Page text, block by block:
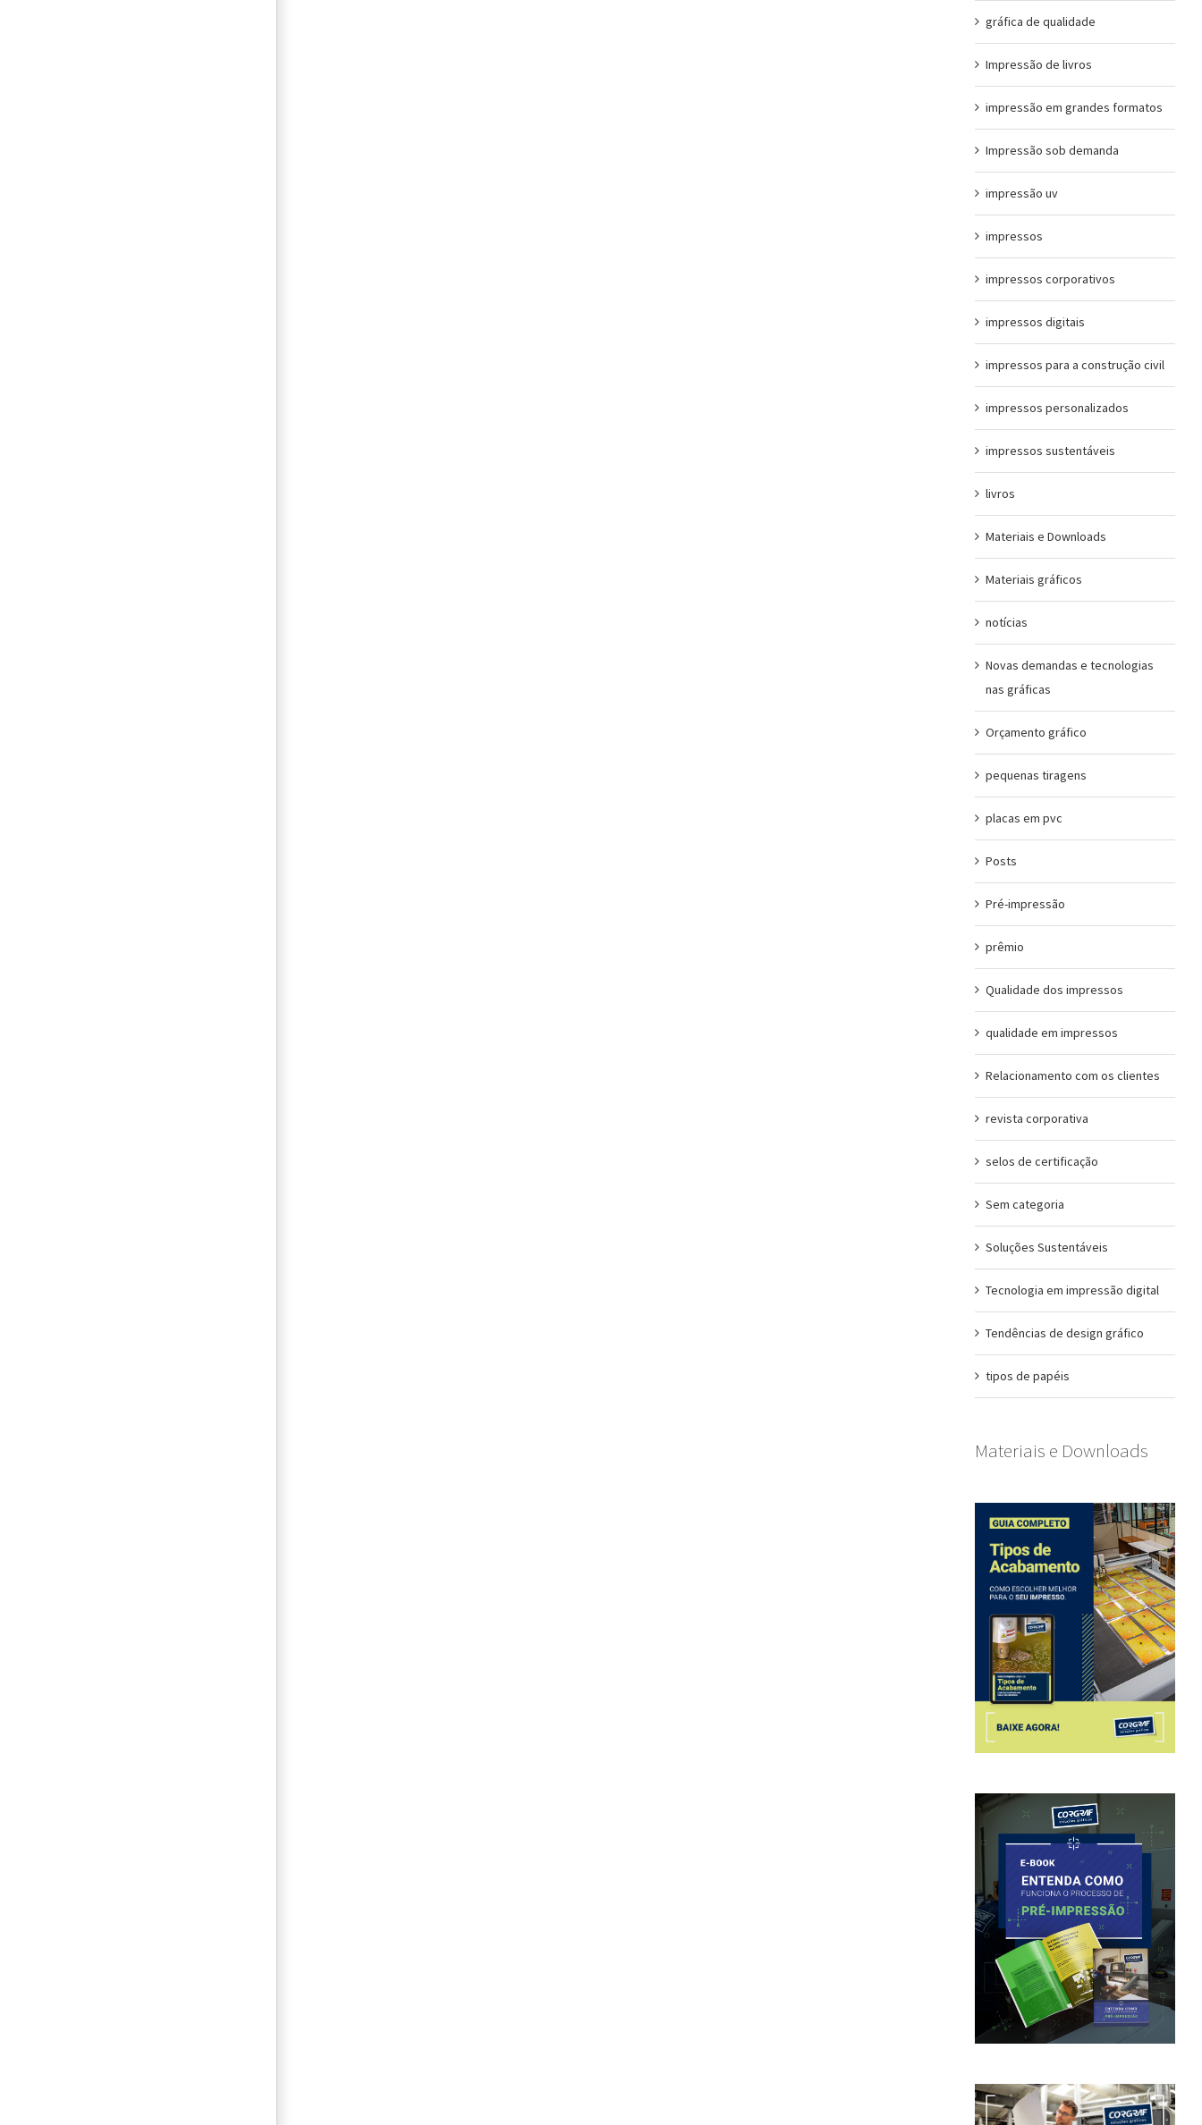
gráfica de qualidade
Impressão de livros
impressão em grandes formatos
Impressão sob demanda
impressão uv
impressos
impressos corporativos
impressos digitais
impressos para a construção civil
impressos personalizados
impressos sustentáveis
livros
Materiais e Downloads
Materiais gráficos
notícias
Novas demandas e tecnologias
nas gráficas
Orçamento gráfico
pequenas tiragens
placas em pvc
Posts
Pré-impressão
prêmio
Qualidade dos impressos
qualidade em impressos
Relacionamento com os clientes
revista corporativa
selos de certificação
Sem categoria
Soluções Sustentáveis
Tecnologia em impressão digital
Tendências de design gráfico
tipos de papéis
Materiais e Downloads